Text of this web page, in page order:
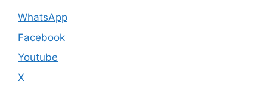
WhatsApp
Facebook
Youtube
X